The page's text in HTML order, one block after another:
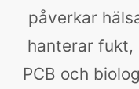
påverkar
hanterar fukt,
PCB och